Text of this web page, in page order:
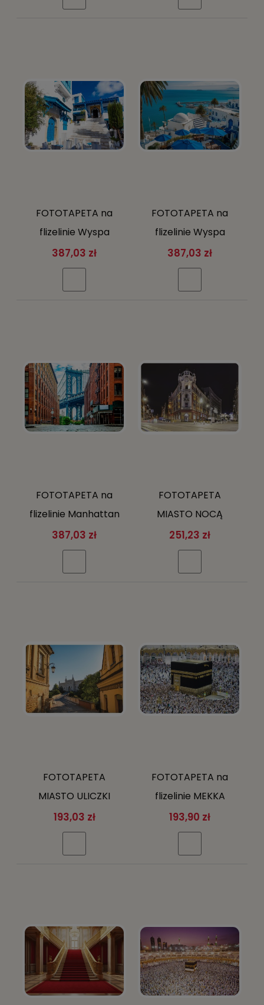
KLEJ GRATIS KLEJ GRATIS
FOTOTAPETA na
flizelinie Wyspa
Santorini Grecja
morze niebo + klej
gratis
387,03 zł
FOTOTAPETA na
flizelinie Wyspa
Santorini Grecja
morze niebo + klej
gratis
387,03 zł
FOTOTAPETA na
flizelinie Manhattan
Bridge NOWY YORK
Brooklyn + klej gratis
387,03 zł
FOTOTAPETA
MIASTO NOCĄ
FOTOTAPETY
251,23 zł
FOTOTAPETA
MIASTO ULICZKI
FOTOTAPETY
193,03 zł
FOTOTAPETA na
flizelinie MEKKA
pielgrzymi Arabia +
klej gratis
193,90 zł